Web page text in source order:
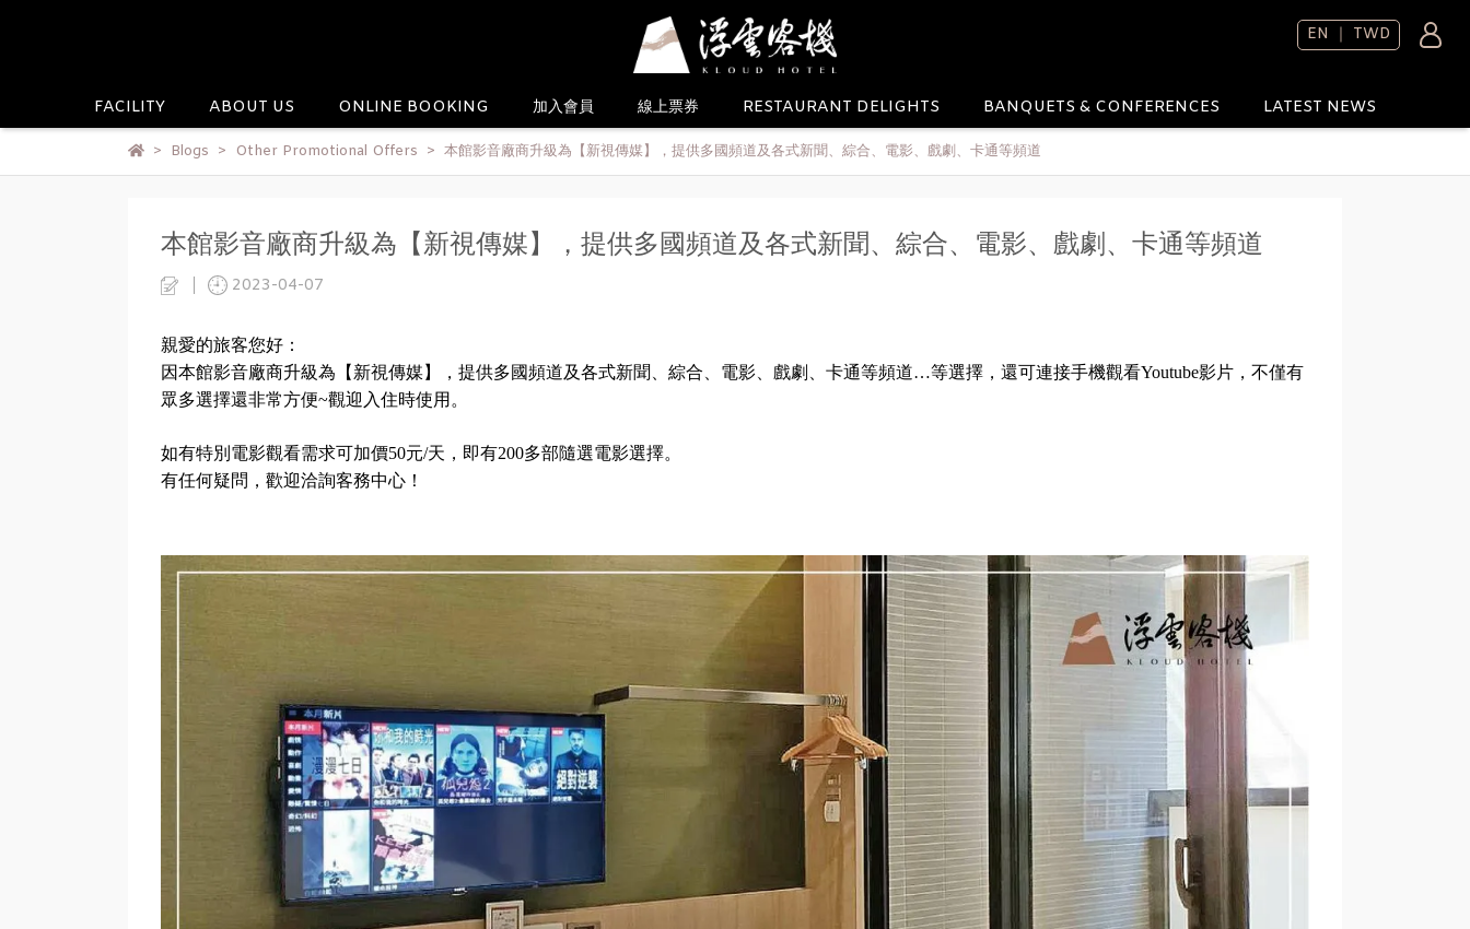
EN ｜ TWD
FACILITY ABOUT US ONLINE BOOKING 加入會員 線上票券 RESTAURANT DELIGHTS BANQUETS & CONFERENCES LATEST NEWS
Blogs Other Promotional Offers 本館影音廠商升級為【新視傳媒】，提供多國頻道及各式新聞、綜合、電影、戲劇、卡通等頻道
本館影音廠商升級為【新視傳媒】，提供多國頻道及各式新聞、綜合、電影、戲劇、卡通等頻道
2023-04-07
親愛的旅客您好：
因本館影音廠商升級為【新視傳媒】，提供多國頻道及各式新聞、綜合、電影、戲劇、卡通等頻道…等選擇，還可連接手機觀看Youtube影片，不僅有
眾多選擇還非常方便~觀迎入住時使用。
如有特別電影觀看需求可加價50元/天，即有200多部隨選電影選擇。
有任何疑問，歡迎洽詢客務中心！